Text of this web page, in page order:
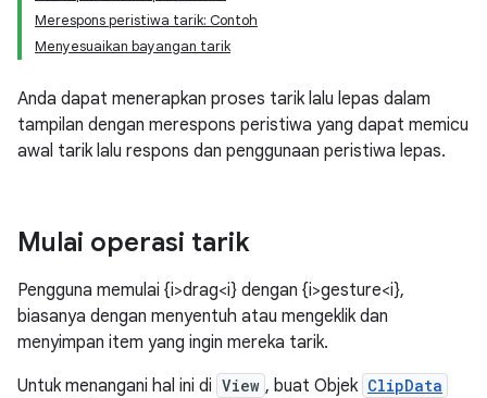
Merespons peristiwa tarik: Contoh
Menyesuaikan bayangan tarik
Anda dapat menerapkan proses tarik lalu lepas dalam
tampilan dengan merespons peristiwa yang dapat memicu
awal tarik lalu respons dan penggunaan peristiwa lepas.
Mulai operasi tarik
Pengguna memulai {i>drag<i} dengan {i>gesture<i},
biasanya dengan menyentuh atau mengeklik dan
menyimpan item yang ingin mereka tarik.
Untuk menangani hal ini di View , buat Objek ClipData